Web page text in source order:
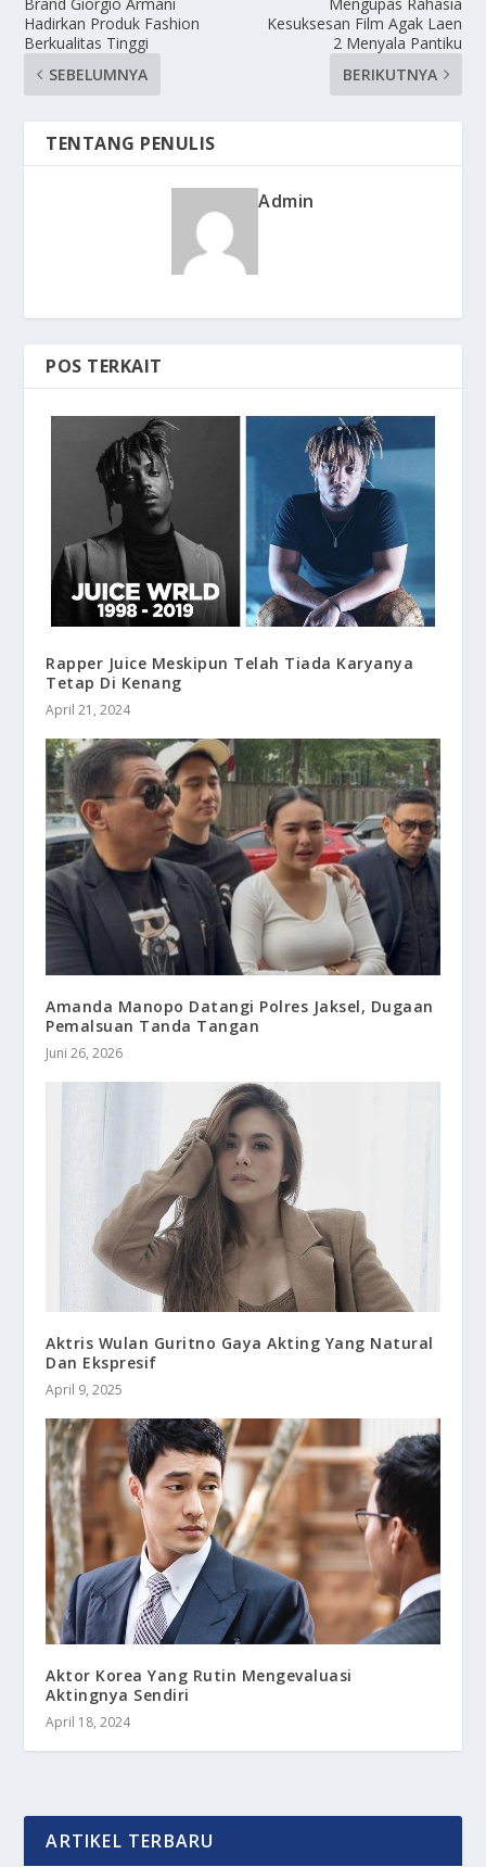
Hadirkan Produk Fashion
Berkualitas Tinggi
SEBELUMNYA
Kesuksesan Film Agak Laen
2 Menyala Pantiku
BERIKUTNYA
TENTANG PENULIS
Admin
POS TERKAIT
Rapper Juice Meskipun Telah Tiada Karyanya
Tetap Di Kenang
April 21, 2024
Amanda Manopo Datangi Polres Jaksel, Dugaan
Pemalsuan Tanda Tangan
Juni 26, 2026
Aktris Wulan Guritno Gaya Akting Yang Natural
Dan Ekspresif
April 9, 2025
Aktor Korea Yang Rutin Mengevaluasi
Aktingnya Sendiri
April 18, 2024
ARTIKEL TERBARU